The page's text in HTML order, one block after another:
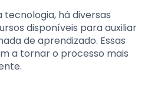
tecnologia, há diversas
disponíveis para auxiliar
de aprendizado. Essas
a tornar o processo mais